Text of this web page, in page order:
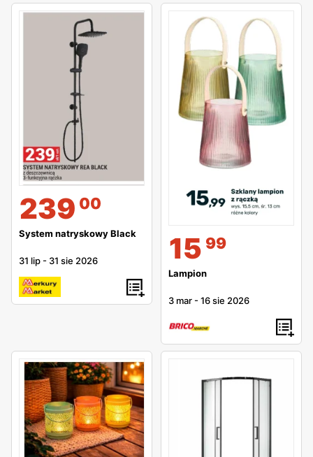
239 00
System natryskowy Black
31 lip - 31 sie 2026 15 99
Lampion
3 mar -16 sie 2026